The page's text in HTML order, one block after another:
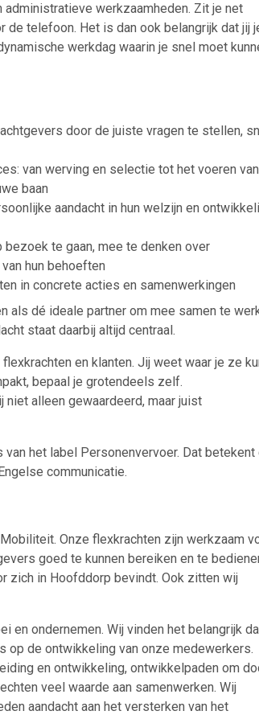
werkzaamheden. Zit je net
de telefoon. Het is dan ook belangrijk dat jij
werkdag waarin je snel moet
door de juiste vragen te stellen,
van werving en selectie tot het voeren van
baan
aandacht in hun welzijn en
te gaan, mee te denken over
hun behoeften
in concrete acties en samenwerkingen
als dé ideale partner om mee samen te
staat daarbij altijd centraal.
en klanten. Jij weet waar je ze
bepaal je grotendeels zelf.
niet alleen gewaardeerd, maar juist
het label Personenvervoer. Dat betekent
communicatie.
Onze flexkrachten zijn werkzaam
goed te kunnen bereiken en te
zich in Hoofddorp bevindt. Ook zitten wij
en ondernemen. Wij vinden het belangrijk
op de ontwikkeling van onze medewerkers.
en ontwikkeling, ontwikkelpaden om
veel waarde aan samenwerken. Wij
aandacht aan het versterken van het
Doorzaam Flexmarkt Flexnieuws